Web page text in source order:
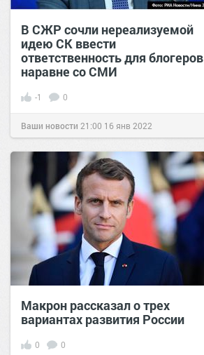
В СЖР сочли нереализуемой
идею СК ввести
ответственность для блогеров
наравне со СМИ
-1 0
Ваши новости 21:00 16 янв 2022
Макрон рассказал о трех
вариантах развития России
0 0